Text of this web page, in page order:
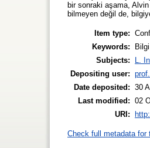
bir sonraki aşama,
bilmeyen değil de,
Item type:
Keywords:
Subjects:
L.
Depositing user:
Date deposited: 30
Last modified: 02
URI:
Check full metadata for